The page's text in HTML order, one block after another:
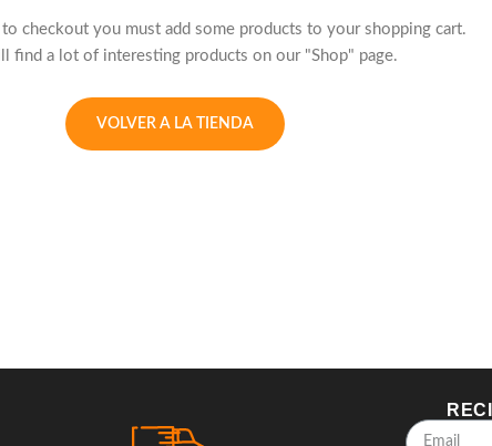
checkout you must add some products to your shopping cart.
find a lot of interesting products on our "Shop" page.
VOLVER A LA TIENDA